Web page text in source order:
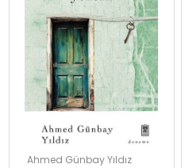
Ahmed Günbay Yıldız